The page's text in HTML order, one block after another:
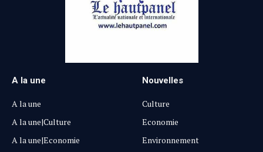
A la une
A la une
A la une|Culture
A la une|Economie
Nouvelles
Culture
Economie
Environnement